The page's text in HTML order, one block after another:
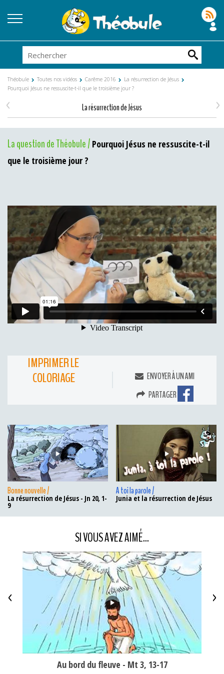
Théobule Toutes nos vidéos Carême 2016
La résurrection de Jésus
Pourquoi Jésus ne ressuscite-t-il que le troisième jour ?
La résurrection de Jésus
< >
La question de Théobule / Pourquoi Jésus ne ressuscite-t-il
que le troisième jour ?
IMPRIMER LE
COLORIAGE
ENVOYER À UN AMI
PARTAGER
Bonne nouvelle /
La résurrection de Jésus - Jn 20, 1-
9
A toi la parole /
Junia et la résurrection de Jésus
SI VOUS AVEZ AIMÉ...
Au bord du fleuve - Mt 3, 13-17
< >